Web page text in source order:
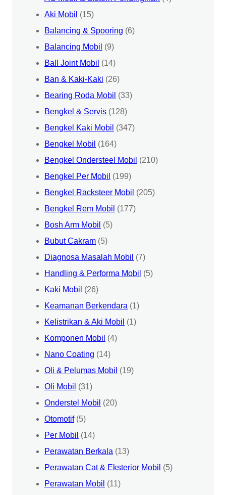
Aki Mobil (15)
Balancing & Spooring (6)
Balancing Mobil (9)
Ball Joint Mobil (14)
Ban & Kaki-Kaki (26)
Bearing Roda Mobil (33)
Bengkel & Servis (128)
Bengkel Kaki Mobil (347)
Bengkel Mobil (164)
Bengkel Ondersteel Mobil (210)
Bengkel Per Mobil (199)
Bengkel Racksteer Mobil (205)
Bengkel Rem Mobil (177)
Bosh Arm Mobil (5)
Bubut Cakram (5)
Diagnosa Masalah Mobil (7)
Handling & Performa Mobil (5)
Kaki Mobil (26)
Keamanan Berkendara (1)
Kelistrikan & Aki Mobil (1)
Komponen Mobil (4)
Nano Coating (14)
Oli & Pelumas Mobil (19)
Oli Mobil (31)
Onderstel Mobil (20)
Otomotif(5)
Per Mobil (14)
Perawatan Berkala (13)
Perawatan Cat & Eksterior Mobil (5)
Perawatan Mobil (11)